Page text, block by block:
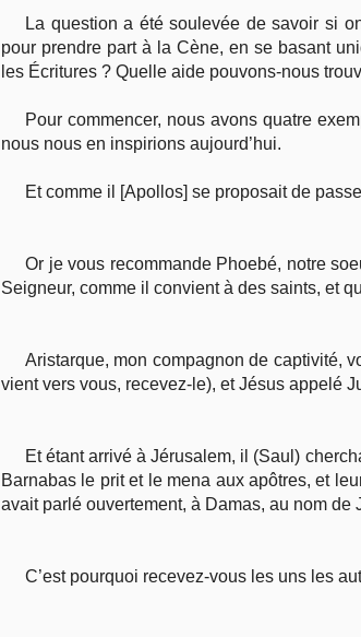
La question a été soulevée de savoir si
pour prendre part à la Cène, en se basant
les Écritures ? Quelle aide pouvons-nous
Pour commencer, nous avons quatre
nous nous en inspirions aujourd’hui.
Et comme il [Apollos] se proposait de
Or je vous recommande Phoebé, notre
Seigneur, comme il convient à des saints, et
Aristarque, mon compagnon de captivité,
vient vers vous, recevez-le), et Jésus appelé
Et étant arrivé à Jérusalem, il (Saul)
Barnabas le prit et le mena aux apôtres, et
avait parlé ouvertement, à Damas, au nom de
C’est pourquoi recevez-vous les uns les